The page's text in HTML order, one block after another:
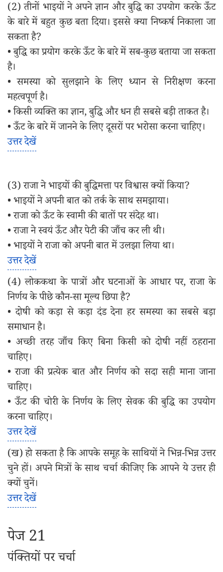
(2) तीनों भाइयों ने अपने ज्ञान और बुद्धि का उपयोग करके ऊँट
के बारे में बहुत कुछ बता दिया। इससे क्या निष्कर्ष निकाला जा
सकता है?
• बुद्धि का प्रयोग करके ऊँट के बारे में सब-कुछ बताया जा सकता
है।
• समस्या को सुलझाने के लिए ध्यान से निरीक्षण करना
महत्वपूर्ण है।
• किसी व्यक्ति का ज्ञान, बुद्धि और धन ही सबसे बड़ी ताकत है।
• ऊँट के बारे में जानने के लिए दूसरों पर भरोसा करना चाहिए।
उत्तर देखें
(3) राजा ने भाइयों की बुद्धिमत्ता पर विश्वास क्यों किया?
• भाइयों ने अपनी बात को तर्क के साथ समझाया।
• राजा को ऊँट के स्वामी की बातों पर संदेह था।
• राजा ने स्वयं ऊँट और पेटी की जाँच कर ली थी।
• भाइयों ने राजा को अपनी बात में उलझा लिया था।
उत्तर देखें
(4) लोककथा के पात्रों और घटनाओं के आधार पर, राजा के
निर्णय के पीछे कौन-सा मूल्य छिपा है?
• दोषी को कड़ा से कड़ा दंड देना हर समस्या का सबसे बड़ा
समाधान है।
• अच्छी तरह जाँच किए बिना किसी को दोषी नहीं ठहराना
चाहिए।
• राजा की प्रत्येक बात और निर्णय को सदा सही माना जाना
चाहिए।
• ऊँट की चोरी के निर्णय के लिए सेवक की बुद्धि का उपयोग
करना चाहिए।
उत्तर देखें
(ख) हो सकता है कि आपके समूह के साथियों ने भिन्न-भिन्न उत्तर
चुने हों। अपने मित्रों के साथ चर्चा कीजिए कि आपने ये उत्तर ही
क्यों चुनें।
उत्तर देखें
पेज 21
पंक्तियों पर चर्चा